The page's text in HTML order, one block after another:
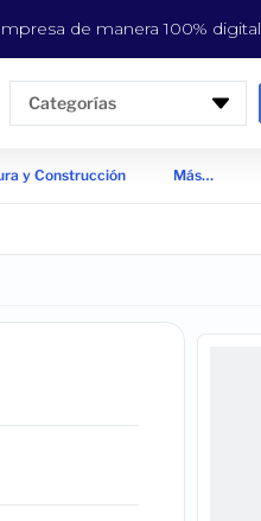
de manera 100% digital
Categorías
y Construcción Más…